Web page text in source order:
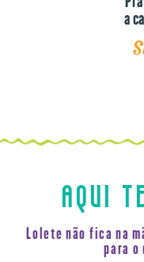
a
AQUI
Lolete não fica na
para o